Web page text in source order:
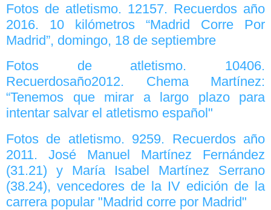
Fotos de atletismo. 12157. Recuerdos año
2016. 10 kilómetros “Madrid Corre Por
Madrid”, domingo, 18 de septiembre
Fotos de atletismo. 10406.
Recuerdosaño2012. Chema Martínez:
“Tenemos que mirar a largo plazo para
intentar salvar el atletismo español"
Fotos de atletismo. 9259. Recuerdos año
2011. José Manuel Martínez Fernández
(31.21) y María Isabel Martínez Serrano
(38.24), vencedores de la IV edición de la
carrera popular "Madrid corre por Madrid"